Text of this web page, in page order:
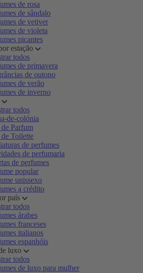
de rosa
de sândalo
de vetiver
de violeta
picantes
estação
todos
de primavera
de outono
de verão
de inverno
todos
de-colónia
de Parfum
de Toilette
de perfumes
de perfumaria
de perfumes
popular
unissexo
a crédito
país
todos
árabes
franceses
italianos
espanhóis
luxo
todos
de luxo para mulher